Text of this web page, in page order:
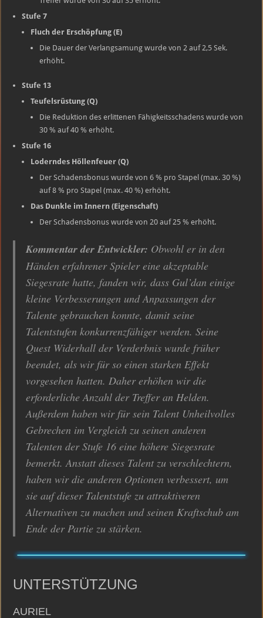
Stufe 7
Fluch der Erschöpfung (E)
Die Dauer der Verlangsamung wurde von 2 auf 2,5 Sek.
erhöht.
Stufe 13
Teufelsrüstung (Q)
Die Reduktion des erlittenen Fähigkeitsschadens wurde von
30 % auf 40 % erhöht.
Stufe 16
Loderndes Höllenfeuer (Q)
Der Schadensbonus wurde von 6 % pro Stapel (max. 30 %)
auf 8 % pro Stapel (max. 40 %) erhöht.
Das Dunkle im Innern (Eigenschaft)
Der Schadensbonus wurde von 20 auf 25 % erhöht.
Kommentar der Entwickler: Obwohl er in den
Händen erfahrener Spieler eine akzeptable
Siegesrate hatte, fanden wir, dass Gul’dan einige
kleine Verbesserungen und Anpassungen der
Talente gebrauchen konnte, damit seine
Talentstufen konkurrenzfähiger werden. Seine
Quest Widerhall der Verderbnis wurde früher
beendet, als wir für so einen starken Effekt
vorgesehen hatten. Daher erhöhen wir die
erforderliche Anzahl der Treffer an Helden.
Außerdem haben wir für sein Talent Unheilvolles
Gebrechen im Vergleich zu seinen anderen
Talenten der Stufe 16 eine höhere Siegesrate
bemerkt. Anstatt dieses Talent zu verschlechtern,
haben wir die anderen Optionen verbessert, um
sie auf dieser Talentstufe zu attraktiveren
Alternativen zu machen und seinen Kraftschub am
Ende der Partie zu stärken.
UNTERSTÜTZUNG
AURIEL